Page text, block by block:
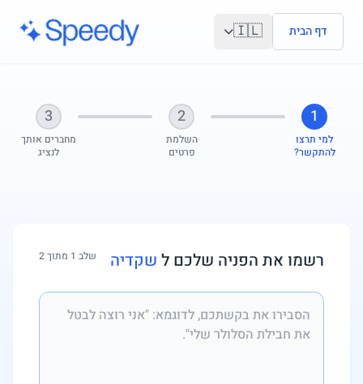
דלג לתוכן הראשי
דף הבית 🇮🇱
1
למי תרצו
להתקשר?
2
השלמת
פרטים
3
מחברים אותך
לנציג
רשמו את הפניה שלכם ל שקדיה שלב 1 מתוך 2